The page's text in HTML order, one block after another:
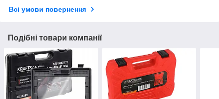
Всі умови повернення
Подібні товари компанії